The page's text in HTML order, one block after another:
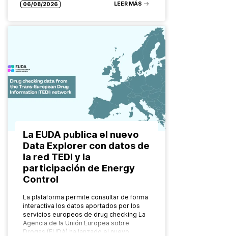
de drogas evolucionan constantemente.
También…
06/08/2026 LEER MÁS
La EUDA publica el nuevo
Data Explorer con datos de
la red TEDI y la
participación de Energy
Control
La plataforma permite consultar de forma
interactiva los datos aportados por los
servicios europeos de drug checking La
Agencia de la Unión Europea sobre
Drogas (EUDA) ha lanzado el nuevo…